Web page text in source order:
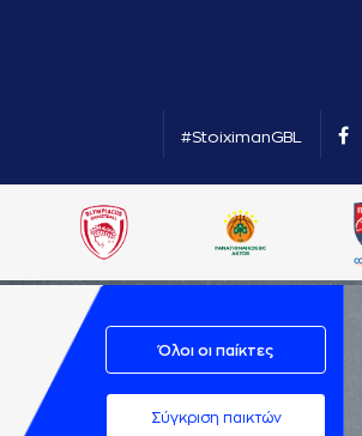
#StoiximanGBL
Όλοι οι παίκτες
Σύγκριση παικτών